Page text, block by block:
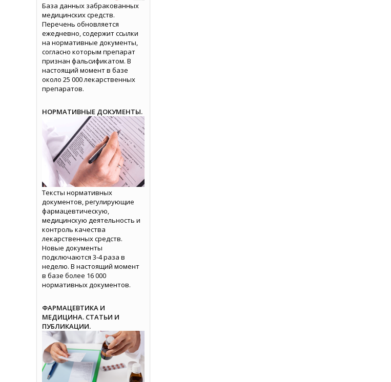
База данных забракованных
медицинских средств.
Перечень обновляется
ежедневно, содержит ссылки
на нормативные документы,
согласно которым препарат
признан фальсификатом. В
настоящий момент в базе
около 25 000 лекарственных
препаратов.
НОРМАТИВНЫЕ ДОКУМЕНТЫ.
Тексты нормативных
документов, регулирующие
фармацевтическую,
медицинскую деятельность и
контроль качества
лекарственных средств.
Новые документы
подключаются 3-4 раза в
неделю. В настоящий момент
в базе более 16 000
нормативных документов.
ФАРМАЦЕВТИКА И
МЕДИЦИНА. СТАТЬИ И
ПУБЛИКАЦИИ.